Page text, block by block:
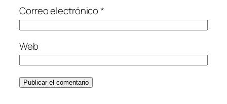
Correo electrónico*
Web